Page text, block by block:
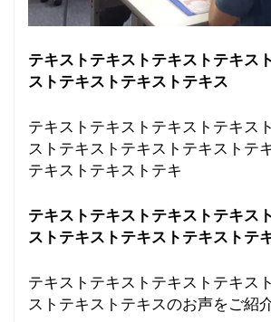
テキストテキストテキストテキス
ストテキストテキストテキス
テキストテキストテキストテキス
ストテキストテキストテキストテ
テキストテキストテキ
テキストテキストテキストテキス
ストテキストテキストテキストテ
テキストテキストテキストテキス
ストテキストテキスのお声をご紹